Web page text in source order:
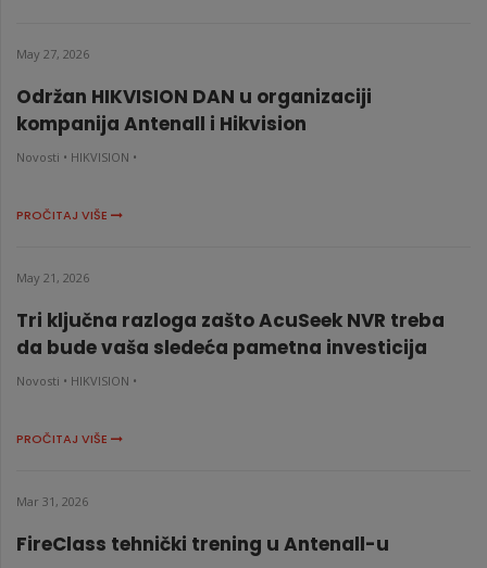
May 27, 2026
Održan HIKVISION DAN u organizaciji
kompanija Antenall i Hikvision
Novosti • HIKVISION •
PROČITAJ VIŠE
May 21, 2026
Tri ključna razloga zašto AcuSeek NVR treba
da bude vaša sledeća pametna investicija
Novosti • HIKVISION •
PROČITAJ VIŠE
Mar 31, 2026
FireClass tehnički trening u Antenall-u